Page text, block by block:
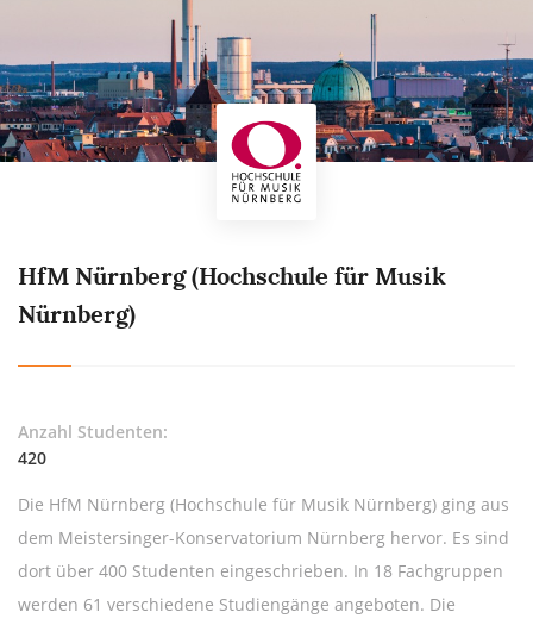
HfM Nürnberg (Hochschule für Musik
Nürnberg)
Anzahl Studenten:
420
Die HfM Nürnberg (Hochschule für Musik Nürnberg) ging aus
dem Meistersinger-Konservatorium Nürnberg hervor. Es sind
dort über 400 Studenten eingeschrieben. In 18 Fachgruppen
werden 61 verschiedene Studiengänge angeboten. Die